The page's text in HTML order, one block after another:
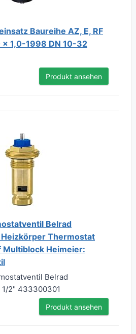
Baureihe AZ, E, RF
1,0-1998 DN 10-32
Produkt ansehen
Belrad
Thermostat
Heimeier:
Belrad
2" 433300301
Produkt ansehen